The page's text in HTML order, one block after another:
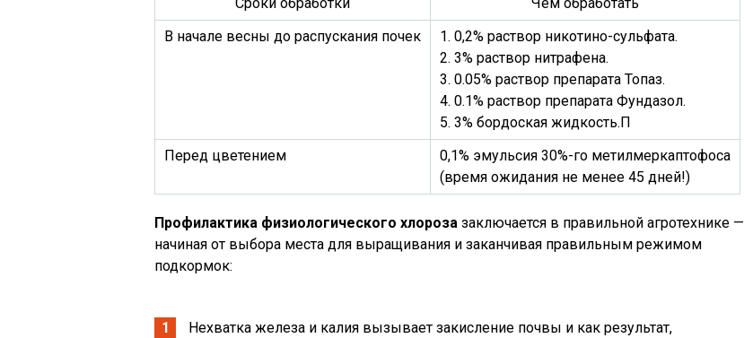
В начале весны до распускания почек
1. 0,2% раствор никотино-сульфата.
2. 3% раствор нитрафена.
3. 0.05% раствор препарата Топаз.
4. 0.1% раствор препарата Фундазол.
5. 3% бордоская жидкость.П
Перед цветением
0,1% эмульсия 30%-го метилмеркаптофоса
(время ожидания не менее 45 дней!)
Профилактика физиологического хлороза заключается в правильной агротехнике —
начиная от выбора места для выращивания и заканчивая правильным режимом
подкормок:
Нехватка железа и калия вызывает закисление почвы и как результат,